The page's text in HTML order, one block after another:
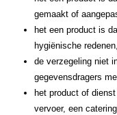
gemaakt of
het een product is
hygiënische
de verzegeling niet
gegevensdragers
het product of
vervoer, een